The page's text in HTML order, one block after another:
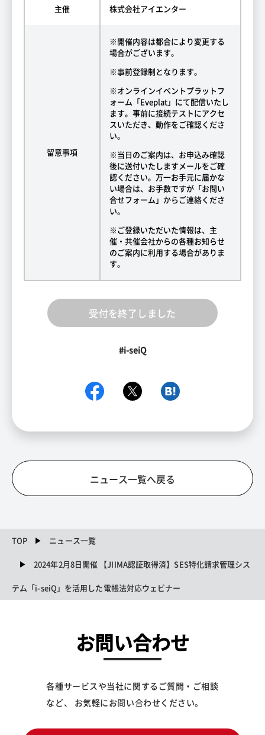
主催 株式会社アイエンター
留意事項
※開催内容は都合により変更する
場合がございます。
※事前登録制となります。
※オンラインイベントプラットフ
ォーム「Eveplat」にて配信いたし
ます。事前に接続テストにアクセ
スいただき、動作をご確認くださ
い。
※当日のご案内は、お申込み確認
後に送付いたしますメールをご確
認ください。万一お手元に届かな
い場合は、お手数ですが「お問い
合せフォーム」からご連絡くださ
い。
※ご登録いただいた情報は、主
催・共催会社からの各種お知らせ
のご案内に利用する場合がありま
す。
受付を終了しました
#i-seiQ
ニュース一覧へ戻る
TOP ニュース一覧
2024年2月8日開催 【JIIMA認証取得済】SES特化請求管理シス
テム「i-seiQ」を活用した電帳法対応ウェビナー
お問い合わせ
各種サービスや当社に関するご質問・ご相談
など、 お気軽にお問い合わせください。